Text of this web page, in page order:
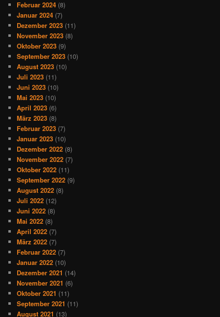
Februar 2024 (8)
Januar 2024 (7)
Dezember 2023 (11)
November 2023 (8)
Oktober 2023 (9)
September 2023 (10)
August 2023 (10)
Juli 2023 (11)
Juni 2023 (10)
Mai 2023 (10)
April 2023 (6)
März 2023 (8)
Februar 2023 (7)
Januar 2023 (10)
Dezember 2022 (8)
November 2022 (7)
Oktober 2022 (11)
September 2022 (9)
August 2022 (8)
Juli 2022 (12)
Juni 2022 (8)
Mai 2022 (8)
April 2022 (7)
März 2022 (7)
Februar 2022 (7)
Januar 2022 (10)
Dezember 2021 (14)
November 2021 (6)
Oktober 2021 (11)
September 2021 (11)
August 2021 (13)